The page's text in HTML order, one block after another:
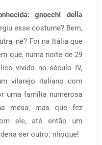
gnocchi della
esse costume? Bem,
né? Foi na Itália que
que, numa noite de 29
vivido no século IV,
vilarejo italiano com
uma família numerosa
mesa, mas que fez
ele, até então um
ser outro: nhoque!